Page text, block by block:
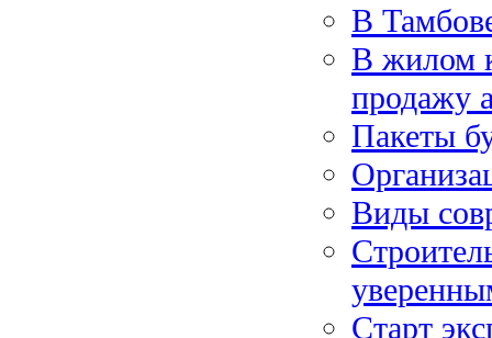
В
В жилом
продажу
Пакеты
Виды
Старт